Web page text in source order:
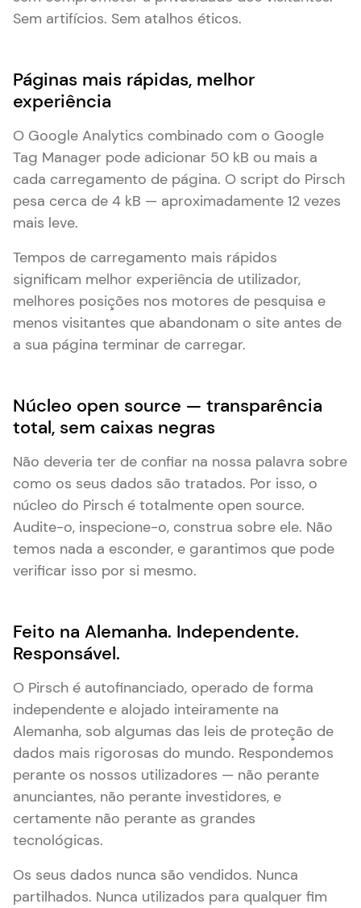
Sem artifícios. Sem atalhos éticos.
Páginas mais rápidas, melhor
experiência
O Google Analytics combinado com o Google
Tag Manager pode adicionar 50 kB ou mais a
cada carregamento de página. O script do Pirsch
pesa cerca de 4 kB — aproximadamente 12 vezes
mais leve.
Tempos de carregamento mais rápidos
significam melhor experiência de utilizador,
melhores posições nos motores de pesquisa e
menos visitantes que abandonam o site antes de
a sua página terminar de carregar.
Núcleo open source — transparência
total, sem caixas negras
Não deveria ter de confiar na nossa palavra sobre
como os seus dados são tratados. Por isso, o
núcleo do Pirsch é totalmente open source.
Audite-o, inspecione-o, construa sobre ele. Não
temos nada a esconder, e garantimos que pode
verificar isso por si mesmo.
Feito na Alemanha. Independente.
Responsável.
O Pirsch é autofinanciado, operado de forma
independente e alojado inteiramente na
Alemanha, sob algumas das leis de proteção de
dados mais rigorosas do mundo. Respondemos
perante os nossos utilizadores — não perante
anunciantes, não perante investidores, e
certamente não perante as grandes
tecnológicas.
Os seus dados nunca são vendidos. Nunca
partilhados. Nunca utilizados para qualquer fim